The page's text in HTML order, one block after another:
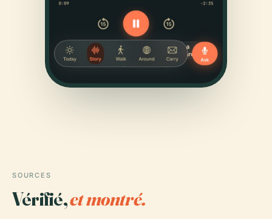
SOURCES
Vérifié,et montré.